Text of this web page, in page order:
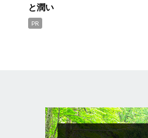
と潤い
PR